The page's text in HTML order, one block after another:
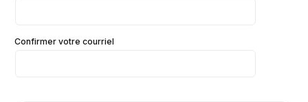
Confirmer votre courriel